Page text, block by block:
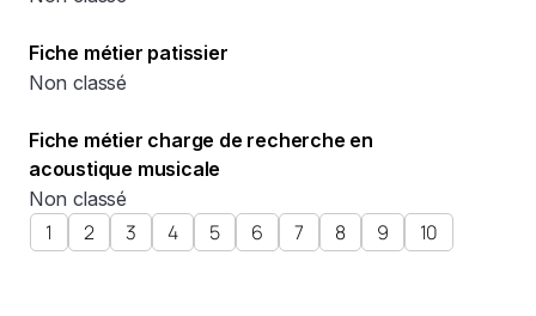
Fiche métier patissier
Non classé
Fiche métier charge de recherche en
acoustique musicale
Non classé
1 2 3 4 5 6 7 8 9 10